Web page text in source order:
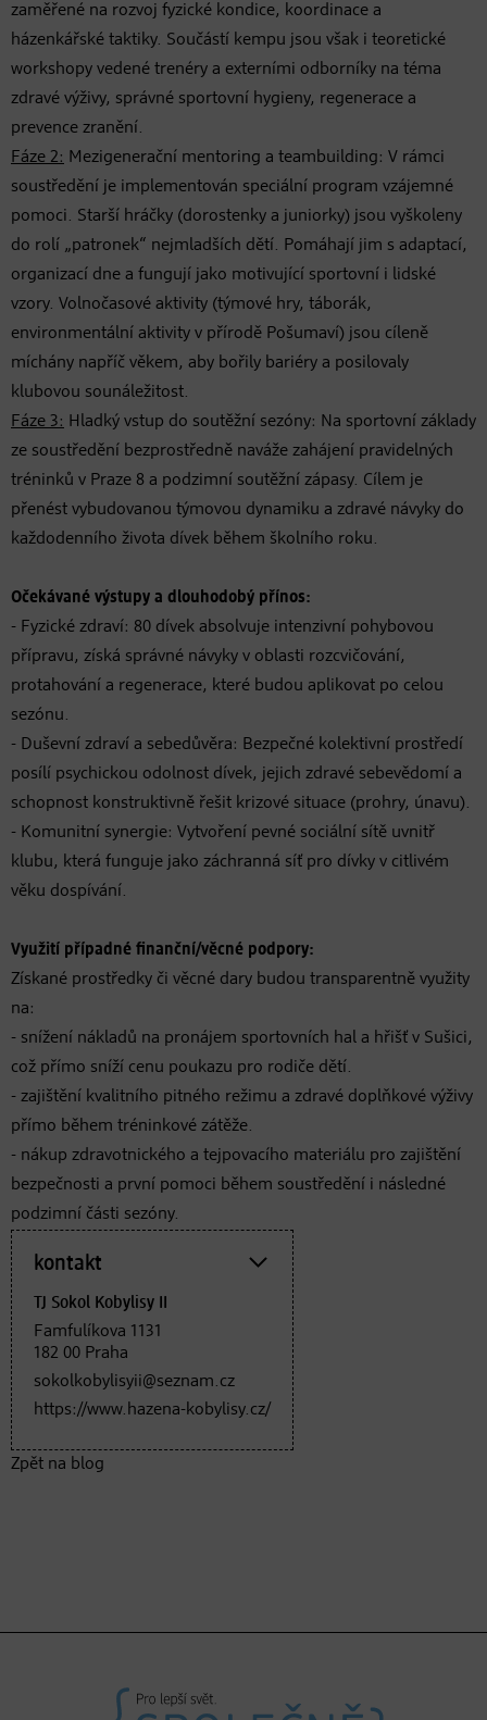
zaměřené na rozvoj fyzické kondice, koordinace a
házenkářské taktiky. Součástí kempu jsou však i teoretické
workshopy vedené trenéry a externími odborníky na téma
zdravé výživy, správné sportovní hygieny, regenerace a
prevence zranění.
Fáze 2: Mezigenerační mentoring a teambuilding: V rámci
soustředění je implementován speciální program vzájemné
pomoci. Starší hráčky (dorostenky a juniorky) jsou vyškoleny
do rolí „patronek“ nejmladších dětí. Pomáhají jim s adaptací,
organizací dne a fungují jako motivující sportovní i lidské
vzory. Volnočasové aktivity (týmové hry, táborák,
environmentální aktivity v přírodě Pošumaví) jsou cíleně
míchány napříč věkem, aby bořily bariéry a posilovaly
klubovou sounáležitost.
Fáze 3: Hladký vstup do soutěžní sezóny: Na sportovní základy
ze soustředění bezprostředně naváže zahájení pravidelných
tréninků v Praze 8 a podzimní soutěžní zápasy. Cílem je
přenést vybudovanou týmovou dynamiku a zdravé návyky do
každodenního života dívek během školního roku.
Očekávané výstupy a dlouhodobý přínos:
- Fyzické zdraví: 80 dívek absolvuje intenzivní pohybovou
přípravu, získá správné návyky v oblasti rozcvičování,
protahování a regenerace, které budou aplikovat po celou
sezónu.
- Duševní zdraví a sebedůvěra: Bezpečné kolektivní prostředí
posílí psychickou odolnost dívek, jejich zdravé sebevědomí a
schopnost konstruktivně řešit krizové situace (prohry, únavu).
- Komunitní synergie: Vytvoření pevné sociální sítě uvnitř
klubu, která funguje jako záchranná síť pro dívky v citlivém
věku dospívání.
Využití případné finanční/věcné podpory:
Získané prostředky či věcné dary budou transparentně využity
na:
- snížení nákladů na pronájem sportovních hal a hřišť v Sušici,
což přímo sníží cenu poukazu pro rodiče dětí.
- zajištění kvalitního pitného režimu a zdravé doplňkové výživy
přímo během tréninkové zátěže.
- nákup zdravotnického a tejpovacího materiálu pro zajištění
bezpečnosti a první pomoci během soustředění i následné
podzimní části sezóny.
kontakt
TJ Sokol Kobylisy II
Famfulíkova 1131
182 00 Praha
sokolkobylisyii@seznam.cz
https://www.hazena-kobylisy.cz/
Zpět na blog